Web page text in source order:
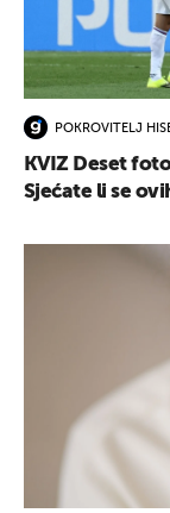
POKROVITELJ
KVIZ Deset
Sjećate li se